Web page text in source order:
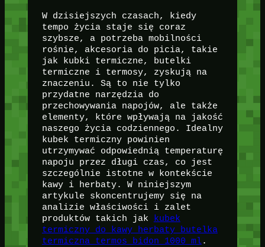
W dzisiejszych czasach, kiedy
tempo życia staje się coraz
szybsze, a potrzeba mobilności
rośnie, akcesoria do picia, takie
jak kubki termiczne, butelki
termiczne i termosy, zyskują na
znaczeniu. Są to nie tylko
przydatne narzędzia do
przechowywania napojów, ale także
elementy, które wpływają na jakość
naszego życia codziennego. Idealny
kubek termiczny powinien
utrzymywać odpowiednią temperaturę
napoju przez długi czas, co jest
szczególnie istotne w kontekście
kawy i herbaty. W niniejszym
artykule skoncentrujemy się na
analizie właściwości i zalet
produktów takich jak kubek
termiczny do kawy herbaty butelka
termiczna termos bidon 1000 ml.